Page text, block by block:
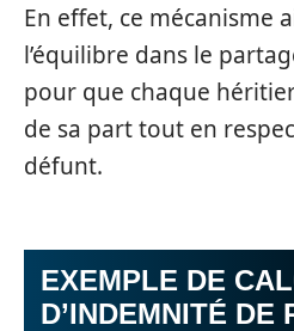
En effet, ce mécanisme
l’équilibre dans le
pour que chaque
de sa part tout en
défunt.
EXEMPLE DE
D’INDEMNITÉ DE